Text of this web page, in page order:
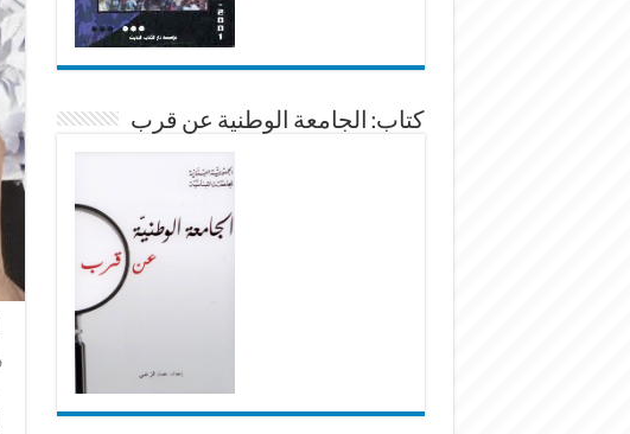
كتاب: الجامعة الوطنية عن قرب